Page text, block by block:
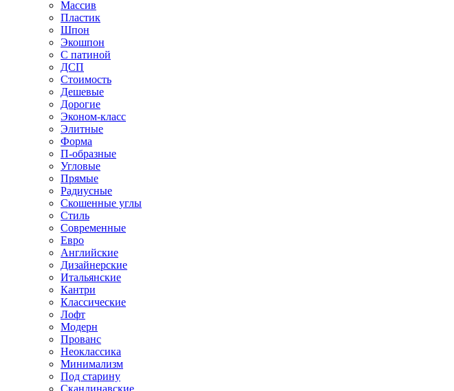
Массив
Пластик
Шпон
Экошпон
С патиной
ДСП
Стоимость
Дешевые
Дорогие
Эконом-класс
Элитные
Форма
П-образные
Угловые
Прямые
Радиусные
Скошенные углы
Стиль
Современные
Евро
Английские
Дизайнерские
Итальянские
Кантри
Классические
Лофт
Модерн
Прованс
Неоклассика
Минимализм
Под старину
Скандинавские